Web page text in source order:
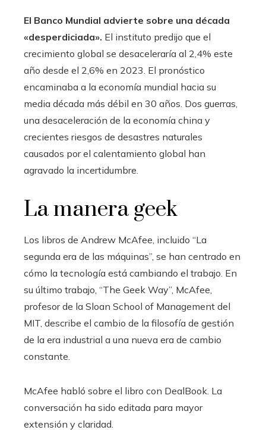
El Banco Mundial advierte sobre una década
«desperdiciada». El instituto predijo que el
crecimiento global se desaceleraría al 2,4% este
año desde el 2,6% en 2023. El pronóstico
encaminaba a la economía mundial hacia su
media década más débil en 30 años. Dos guerras,
una desaceleración de la economía china y
crecientes riesgos de desastres naturales
causados ​​por el calentamiento global han
agravado la incertidumbre.
La manera geek
Los libros de Andrew McAfee, incluido “La
segunda era de las máquinas”, se han centrado en
cómo la tecnología está cambiando el trabajo. En
su último trabajo, “The Geek Way”, McAfee,
profesor de la Sloan School of Management del
MIT, describe el cambio de la filosofía de gestión
de la era industrial a una nueva era de cambio
constante.
McAfee habló sobre el libro con DealBook. La
conversación ha sido editada para mayor
extensión y claridad.